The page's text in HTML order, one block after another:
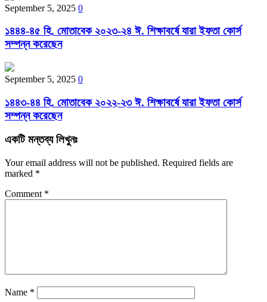
September 5, 2025 0
১৪৪৪-৪৫ হি. মোতাবেক ২০২৩-২৪ ঈ. শিক্ষাবর্ষে যারা ইফতা কোর্স
সম্পন্ন করেছেন
September 5, 2025 0
১৪৪৩-৪৪ হি. মোতাবেক ২০২২-২৩ ঈ. শিক্ষাবর্ষে যারা ইফতা কোর্স
সম্পন্ন করেছেন
একটি মন্তব্য লিখুনঃ
Your email address will not be published. Required fields are
marked *
Comment *
Name *